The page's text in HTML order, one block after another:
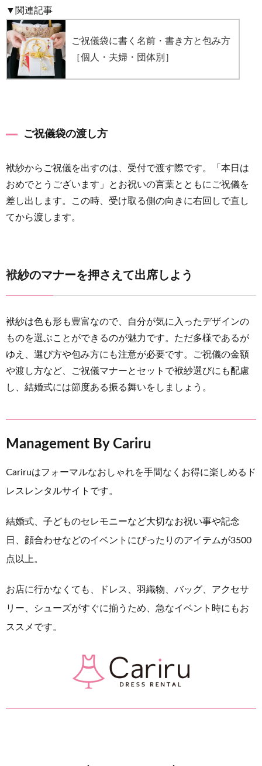
▼関連記事
ご祝儀袋に書く名前・書き方と包み方
［個人・夫婦・団体別］
ご祝儀袋の渡し方
袱紗からご祝儀を出すのは、受付で渡す際です。「本日は
おめでとうございます」とお祝いの言葉とともにご祝儀を
差し出します。この時、受け取る側の向きに右回しで直し
てから渡します。
袱紗のマナーを押さえて出席しよう
袱紗は色も形も豊富なので、自分が気に入ったデザインの
ものを選ぶことができるのが魅力です。ただ多様であるが
ゆえ、選び方や包み方にも注意が必要です。ご祝儀の金額
や渡し方など、ご祝儀マナーとセットで袱紗選びにも配慮
し、結婚式には節度ある振る舞いをしましょう。
Management By Cariru
Cariruはフォーマルなおしゃれを手間なくお得に楽しめるド
レスレンタルサイトです。
結婚式、子どものセレモニーなど大切なお祝い事や記念
日、顔合わせなどのイベントにぴったりのアイテムが3500
点以上。
お店に行かなくても、ドレス、羽織物、バッグ、アクセサ
リー、シューズがすぐに揃うため、急なイベント時にもお
ススメです。